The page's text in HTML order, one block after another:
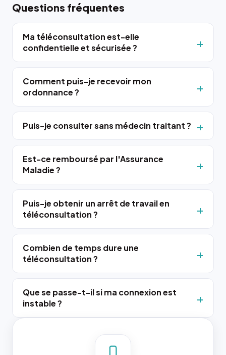
Questions fréquentes
Ma téléconsultation est-elle
confidentielle et sécurisée ?
Comment puis-je recevoir mon
ordonnance ?
Puis-je consulter sans médecin traitant ?
Est-ce remboursé par l'Assurance
Maladie ?
Puis-je obtenir un arrêt de travail en
téléconsultation ?
Combien de temps dure une
téléconsultation ?
Que se passe-t-il si ma connexion est
instable ?